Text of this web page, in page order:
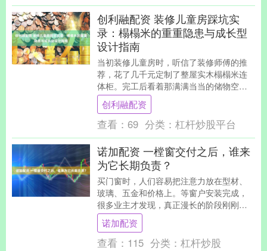
创利融配资 装修儿童房踩坑实
录：榻榻米的重重隐患与成长型
设计指南
当初装修儿童房时，听信了装修师傅的推
荐，花了几千元定制了整屋实木榻榻米连
体柜。完工后看着那满满当当的储物空
间，我一度觉得自己捡到了宝。可到了入
住筹备阶段，仔细深....
创利融配资
查看： 69 分类： 杠杆炒股平台
诺加配资 一樘窗交付之后，谁来
为它长期负责？
买门窗时，人们容易把注意力放在型材、
玻璃、五金和价格上。等窗户安装完成，
很多业主才发现，真正漫长的阶段刚刚开
始。 窗户可能要使用十几年甚至更久。几
年以后，如果出....
诺加配资
查看： 115 分类： 杠杆炒股